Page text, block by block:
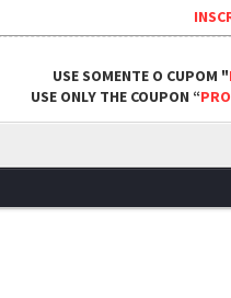
USE SOMENTE O CUPOM "
USE ONLY THE COUPON “